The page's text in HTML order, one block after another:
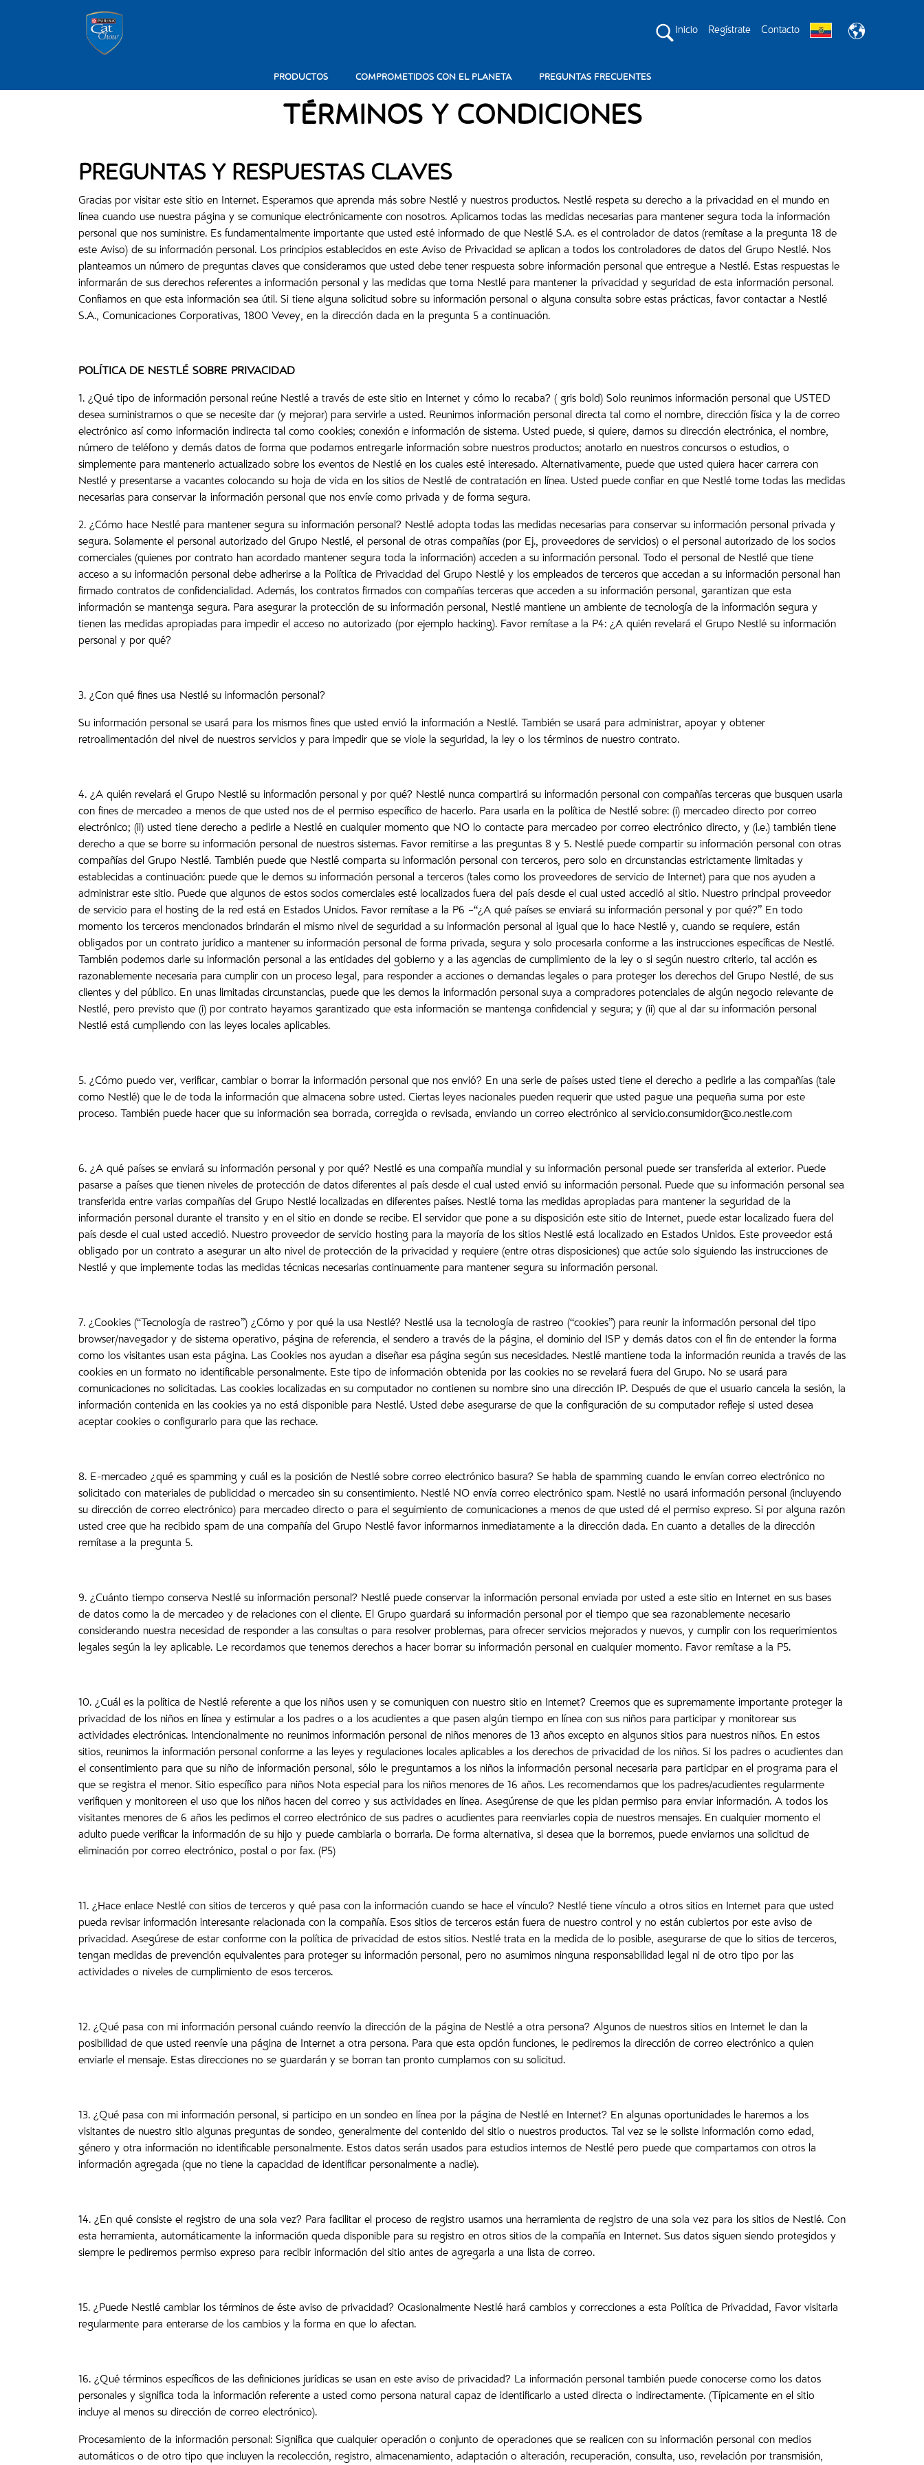
Menú secundario Cat Chow
Inicio Regístrate Contacto
PRODUCTOS COMPROMETIDOS CON EL PLANETA PREGUNTAS FRECUENTES
TÉRMINOS Y CONDICIONES
PREGUNTAS Y RESPUESTAS CLAVES
Gracias por visitar este sitio en Internet. Esperamos que aprenda más sobre Nestlé y nuestros productos. Nestlé respeta su derecho a la privacidad en el mundo en
línea cuando use nuestra página y se comunique electrónicamente con nosotros. Aplicamos todas las medidas necesarias para mantener segura toda la información
personal que nos suministre. Es fundamentalmente importante que usted esté informado de que Nestlé S.A. es el controlador de datos (remítase a la pregunta 18 de
este Aviso) de su información personal. Los principios establecidos en este Aviso de Privacidad se aplican a todos los controladores de datos del Grupo Nestlé. Nos
planteamos un número de preguntas claves que consideramos que usted debe tener respuesta sobre información personal que entregue a Nestlé. Estas respuestas le
informarán de sus derechos referentes a información personal y las medidas que toma Nestlé para mantener la privacidad y seguridad de esta información personal.
Confiamos en que esta información sea útil. Si tiene alguna solicitud sobre su información personal o alguna consulta sobre estas prácticas, favor contactar a Nestlé
S.A., Comunicaciones Corporativas, 1800 Vevey, en la dirección dada en la pregunta 5 a continuación.
POLÍTICA DE NESTLÉ SOBRE PRIVACIDAD
1. ¿Qué tipo de información personal reúne Nestlé a través de este sitio en Internet y cómo lo recaba? ( gris bold) Solo reunimos información personal que USTED
desea suministrarnos o que se necesite dar (y mejorar) para servirle a usted. Reunimos información personal directa tal como el nombre, dirección física y la de correo
electrónico así como información indirecta tal como cookies; conexión e información de sistema. Usted puede, si quiere, darnos su dirección electrónica, el nombre,
número de teléfono y demás datos de forma que podamos entregarle información sobre nuestros productos; anotarlo en nuestros concursos o estudios, o
simplemente para mantenerlo actualizado sobre los eventos de Nestlé en los cuales esté interesado. Alternativamente, puede que usted quiera hacer carrera con
Nestlé y presentarse a vacantes colocando su hoja de vida en los sitios de Nestlé de contratación en línea. Usted puede confiar en que Nestlé tome todas las medidas
necesarias para conservar la información personal que nos envíe como privada y de forma segura.
2. ¿Cómo hace Nestlé para mantener segura su información personal? Nestlé adopta todas las medidas necesarias para conservar su información personal privada y
segura. Solamente el personal autorizado del Grupo Nestlé, el personal de otras compañías (por Ej., proveedores de servicios) o el personal autorizado de los socios
comerciales (quienes por contrato han acordado mantener segura toda la información) acceden a su información personal. Todo el personal de Nestlé que tiene
acceso a su información personal debe adherirse a la Política de Privacidad del Grupo Nestlé y los empleados de terceros que accedan a su información personal han
firmado contratos de confidencialidad. Además, los contratos firmados con compañías terceras que acceden a su información personal, garantizan que esta
información se mantenga segura. Para asegurar la protección de su información personal, Nestlé mantiene un ambiente de tecnología de la información segura y
tienen las medidas apropiadas para impedir el acceso no autorizado (por ejemplo hacking). Favor remítase a la P4: ¿A quién revelará el Grupo Nestlé su información
personal y por qué?
3. ¿Con qué fines usa Nestlé su información personal?
Su información personal se usará para los mismos fines que usted envió la información a Nestlé. También se usará para administrar, apoyar y obtener
retroalimentación del nivel de nuestros servicios y para impedir que se viole la seguridad, la ley o los términos de nuestro contrato.
4. ¿A quién revelará el Grupo Nestlé su información personal y por qué? Nestlé nunca compartirá su información personal con compañías terceras que busquen usarla
con fines de mercadeo a menos de que usted nos de el permiso específico de hacerlo. Para usarla en la política de Nestlé sobre: (i) mercadeo directo por correo
electrónico; (ii) usted tiene derecho a pedirle a Nestlé en cualquier momento que NO lo contacte para mercadeo por correo electrónico directo, y (i.e.) también tiene
derecho a que se borre su información personal de nuestros sistemas. Favor remitirse a las preguntas 8 y 5. Nestlé puede compartir su información personal con otras
compañías del Grupo Nestlé. También puede que Nestlé comparta su información personal con terceros, pero solo en circunstancias estrictamente limitadas y
establecidas a continuación: puede que le demos su información personal a terceros (tales como los proveedores de servicio de Internet) para que nos ayuden a
administrar este sitio. Puede que algunos de estos socios comerciales esté localizados fuera del país desde el cual usted accedió al sitio. Nuestro principal proveedor
de servicio para el hosting de la red está en Estados Unidos. Favor remítase a la P6 –“¿A qué países se enviará su información personal y por qué?” En todo
momento los terceros mencionados brindarán el mismo nivel de seguridad a su información personal al igual que lo hace Nestlé y, cuando se requiere, están
obligados por un contrato jurídico a mantener su información personal de forma privada, segura y solo procesarla conforme a las instrucciones específicas de Nestlé.
También podemos darle su información personal a las entidades del gobierno y a las agencias de cumplimiento de la ley o si según nuestro criterio, tal acción es
razonablemente necesaria para cumplir con un proceso legal, para responder a acciones o demandas legales o para proteger los derechos del Grupo Nestlé, de sus
clientes y del público. En unas limitadas circunstancias, puede que les demos la información personal suya a compradores potenciales de algún negocio relevante de
Nestlé, pero previsto que (i) por contrato hayamos garantizado que esta información se mantenga confidencial y segura; y (ii) que al dar su información personal
Nestlé está cumpliendo con las leyes locales aplicables.
5. ¿Cómo puedo ver, verificar, cambiar o borrar la información personal que nos envió? En una serie de países usted tiene el derecho a pedirle a las compañías (tale
como Nestlé) que le de toda la información que almacena sobre usted. Ciertas leyes nacionales pueden requerir que usted pague una pequeña suma por este
proceso. También puede hacer que su información sea borrada, corregida o revisada, enviando un correo electrónico al servicio.consumidor@co.nestle.com
6. ¿A qué países se enviará su información personal y por qué? Nestlé es una compañía mundial y su información personal puede ser transferida al exterior. Puede
pasarse a países que tienen niveles de protección de datos diferentes al país desde el cual usted envió su información personal. Puede que su información personal sea
transferida entre varias compañías del Grupo Nestlé localizadas en diferentes países. Nestlé toma las medidas apropiadas para mantener la seguridad de la
información personal durante el transito y en el sitio en donde se recibe. El servidor que pone a su disposición este sitio de Internet, puede estar localizado fuera del
país desde el cual usted accedió. Nuestro proveedor de servicio hosting para la mayoría de los sitios Nestlé está localizado en Estados Unidos. Este proveedor está
obligado por un contrato a asegurar un alto nivel de protección de la privacidad y requiere (entre otras disposiciones) que actúe solo siguiendo las instrucciones de
Nestlé y que implemente todas las medidas técnicas necesarias continuamente para mantener segura su información personal.
7. ¿Cookies (“Tecnología de rastreo”) ¿Cómo y por qué la usa Nestlé? Nestlé usa la tecnología de rastreo (“cookies”) para reunir la información personal del tipo
browser/navegador y de sistema operativo, página de referencia, el sendero a través de la página, el dominio del ISP y demás datos con el fin de entender la forma
como los visitantes usan esta página. Las Cookies nos ayudan a diseñar esa página según sus necesidades. Nestlé mantiene toda la información reunida a través de las
cookies en un formato no identificable personalmente. Este tipo de información obtenida por las cookies no se revelará fuera del Grupo. No se usará para
comunicaciones no solicitadas. Las cookies localizadas en su computador no contienen su nombre sino una dirección IP. Después de que el usuario cancela la sesión, la
información contenida en las cookies ya no está disponible para Nestlé. Usted debe asegurarse de que la configuración de su computador refleje si usted desea
aceptar cookies o configurarlo para que las rechace.
8. E-mercadeo ¿qué es spamming y cuál es la posición de Nestlé sobre correo electrónico basura? Se habla de spamming cuando le envían correo electrónico no
solicitado con materiales de publicidad o mercadeo sin su consentimiento. Nestlé NO envía correo electrónico spam. Nestlé no usará información personal (incluyendo
su dirección de correo electrónico) para mercadeo directo o para el seguimiento de comunicaciones a menos de que usted dé el permiso expreso. Si por alguna razón
usted cree que ha recibido spam de una compañía del Grupo Nestlé favor informarnos inmediatamente a la dirección dada. En cuanto a detalles de la dirección
remítase a la pregunta 5.
9. ¿Cuánto tiempo conserva Nestlé su información personal? Nestlé puede conservar la información personal enviada por usted a este sitio en Internet en sus bases
de datos como la de mercadeo y de relaciones con el cliente. El Grupo guardará su información personal por el tiempo que sea razonablemente necesario
considerando nuestra necesidad de responder a las consultas o para resolver problemas, para ofrecer servicios mejorados y nuevos, y cumplir con los requerimientos
legales según la ley aplicable. Le recordamos que tenemos derechos a hacer borrar su información personal en cualquier momento. Favor remítase a la P5.
10. ¿Cuál es la política de Nestlé referente a que los niños usen y se comuniquen con nuestro sitio en Internet? Creemos que es supremamente importante proteger la
privacidad de los niños en línea y estimular a los padres o a los acudientes a que pasen algún tiempo en línea con sus niños para participar y monitorear sus
actividades electrónicas. Intencionalmente no reunimos información personal de niños menores de 13 años excepto en algunos sitios para nuestros niños. En estos
sitios, reunimos la información personal conforme a las leyes y regulaciones locales aplicables a los derechos de privacidad de los niños. Si los padres o acudientes dan
el consentimiento para que su niño de información personal, sólo le preguntamos a los niños la información personal necesaria para participar en el programa para el
que se registra el menor. Sitio específico para niños Nota especial para los niños menores de 16 años. Les recomendamos que los padres/acudientes regularmente
verifiquen y monitoreen el uso que los niños hacen del correo y sus actividades en línea. Asegúrense de que les pidan permiso para enviar información. A todos los
visitantes menores de 6 años les pedimos el correo electrónico de sus padres o acudientes para reenviarles copia de nuestros mensajes. En cualquier momento el
adulto puede verificar la información de su hijo y puede cambiarla o borrarla. De forma alternativa, si desea que la borremos, puede enviarnos una solicitud de
eliminación por correo electrónico, postal o por fax. (P5)
11. ¿Hace enlace Nestlé con sitios de terceros y qué pasa con la información cuando se hace el vínculo? Nestlé tiene vínculo a otros sitios en Internet para que usted
pueda revisar información interesante relacionada con la compañía. Esos sitios de terceros están fuera de nuestro control y no están cubiertos por este aviso de
privacidad. Asegúrese de estar conforme con la política de privacidad de estos sitios. Nestlé trata en la medida de lo posible, asegurarse de que lo sitios de terceros,
tengan medidas de prevención equivalentes para proteger su información personal, pero no asumimos ninguna responsabilidad legal ni de otro tipo por las
actividades o niveles de cumplimiento de esos terceros.
12. ¿Qué pasa con mi información personal cuándo reenvío la dirección de la página de Nestlé a otra persona? Algunos de nuestros sitios en Internet le dan la
posibilidad de que usted reenvíe una página de Internet a otra persona. Para que esta opción funciones, le pediremos la dirección de correo electrónico a quien
enviarle el mensaje. Estas direcciones no se guardarán y se borran tan pronto cumplamos con su solicitud.
13. ¿Qué pasa con mi información personal, si participo en un sondeo en línea por la página de Nestlé en Internet? En algunas oportunidades le haremos a los
visitantes de nuestro sitio algunas preguntas de sondeo, generalmente del contenido del sitio o nuestros productos. Tal vez se le soliste información como edad,
género y otra información no identificable personalmente. Estos datos serán usados para estudios internos de Nestlé pero puede que compartamos con otros la
información agregada (que no tiene la capacidad de identificar personalmente a nadie).
14. ¿En qué consiste el registro de una sola vez? Para facilitar el proceso de registro usamos una herramienta de registro de una sola vez para los sitios de Nestlé. Con
esta herramienta, automáticamente la información queda disponible para su registro en otros sitios de la compañía en Internet. Sus datos siguen siendo protegidos y
siempre le pediremos permiso expreso para recibir información del sitio antes de agregarla a una lista de correo.
15. ¿Puede Nestlé cambiar los términos de éste aviso de privacidad? Ocasionalmente Nestlé hará cambios y correcciones a esta Política de Privacidad, Favor visitarla
regularmente para enterarse de los cambios y la forma en que lo afectan.
16. ¿Qué términos específicos de las definiciones jurídicas se usan en este aviso de privacidad? La información personal también puede conocerse como los datos
personales y significa toda la información referente a usted como persona natural capaz de identificarlo a usted directa o indirectamente. (Típicamente en el sitio
incluye al menos su dirección de correo electrónico).
Procesamiento de la información personal: Significa que cualquier operación o conjunto de operaciones que se realicen con su información personal con medios
automáticos o de otro tipo que incluyen la recolección, registro, almacenamiento, adaptación o alteración, recuperación, consulta, uso, revelación por transmisión,